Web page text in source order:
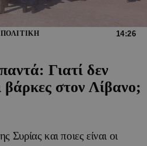
ΠΟΛΙΤΙΚΗ 14:26
Γιατί δεν
βάρκες στον Λίβανο;
Συρίας και ποιες είναι οι